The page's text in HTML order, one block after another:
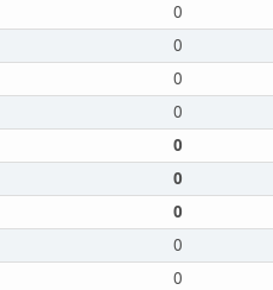
0
0
0
0
0
0
0
0
0